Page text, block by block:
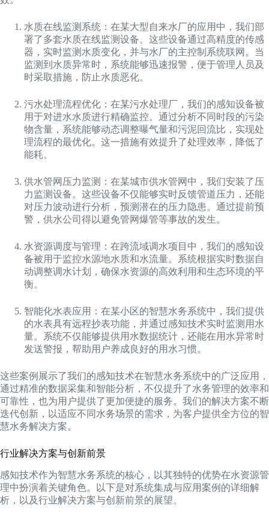
水质在线监测系统：在某大型自来水厂的应用中，我们部
署了多套水质在线监测设备。这些设备通过高精度的传感
器，实时监测水质变化，并与水厂的主控制系统联网。当
监测到水质异常时，系统能够迅速报警，便于管理人员及
时采取措施，防止水质恶化。
污水处理流程优化：在某污水处理厂，我们的感知设备被
用于对进水水质进行精确监控。通过分析不同时段的污染
物含量，系统能够动态调整曝气量和污泥回流比，实现处
理流程的最优化。这一措施有效提升了处理效率，降低了
能耗。
供水管网压力监测：在某城市供水管网中，我们安装了压
力监测设备。这些设备不仅能够实时反馈管道压力，还能
对压力波动进行分析，预测潜在的压力隐患。通过提前预
警，供水公司得以避免管网爆管等事故的发生。
水资源调度与管理：在跨流域调水项目中，我们的感知设
备被用于监控水源地水质和水流量。系统根据实时数据自
动调整调水计划，确保水资源的高效利用和生态环境的平
衡。
智能化水表应用：在某小区的智慧水务系统中，我们提供
的水表具有远程抄表功能，并通过感知技术实时监测用水
量。系统不仅能够提供用水数据统计，还能在用水异常时
发送警报，帮助用户养成良好的用水习惯。
这些案例展示了我们的感知技术在智慧水务系统中的广泛应用，
通过精准的数据采集和智能分析，不仅提升了水务管理的效率和
可靠性，也为用户提供了更加便捷的服务。我们的解决方案不断
迭代创新，以适应不同水务场景的需求，为客户提供全方位的智
慧水务解决方案。
行业解决方案与创新前景
感知技术作为智慧水务系统的核心，以其独特的优势在水资源管
理中扮演着关键角色。以下是对系统集成与应用案例的详细解
析，以及行业解决方案与创新前景的展望。